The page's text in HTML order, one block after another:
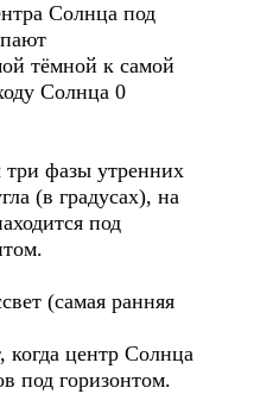
Солнца под
тёмной к самой
Солнца 0
фазы утренних
(в градусах), на
под
(самая ранняя
когда центр Солнца
под горизонтом.